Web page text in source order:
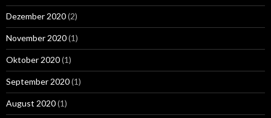
Dezember 2020(2)
November 2020(1)
Oktober 2020(1)
September 2020(1)
August 2020(1)